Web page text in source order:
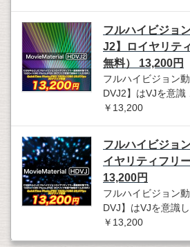
フルハイビジョ
J2】ロイヤリテ
無料） 13,200円
フルハイビジョン
DVJ2】はVJを意識
￥13,200
フルハイビジョ
イヤリティフリ
13,200円
フルハイビジョン
DVJ】はVJを意識
￥13,200